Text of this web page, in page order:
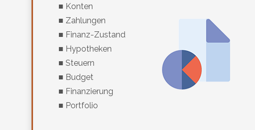
■ Konten
■ Zahlungen
■ Finanz-Zustand
■ Hypotheken
■ Steuern
■ Budget
■ Finanzierung
■ Portfolio